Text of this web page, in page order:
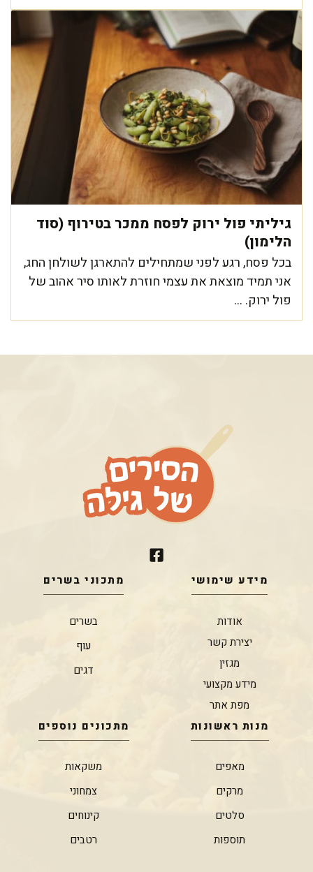
גיליתי פול ירוק לפסח ממכר בטירוף (סוד
הלימון)
בכל פסח, רגע לפני שמתחילים להתארגן לשולחן החג,
אני תמיד מוצאת את עצמי חוזרת לאותו סיר אהוב של
פול ירוק. ...
מידע שימושי
אודות
יצירת קשר
מגזין
מידע מקצועי
מפת אתר
מתכוני בשרים
בשרים
עוף
דגים
מנות ראשונות
מאפים
מרקים
סלטים
תוספות
מתכונים נוספים
משקאות
צמחוני
קינוחים
רטבים